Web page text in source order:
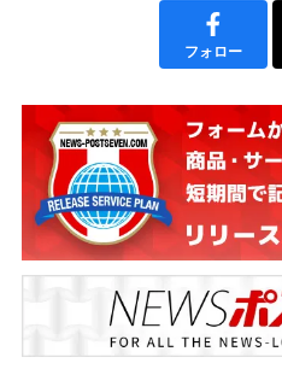
フォロー